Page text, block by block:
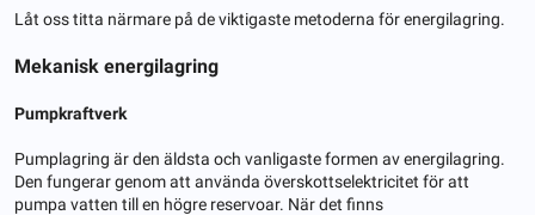
Låt oss titta närmare på de viktigaste metoderna för energilagring.
Mekanisk energilagring
Pumpkraftverk
Pumplagring är den äldsta och vanligaste formen av energilagring.
Den fungerar genom att använda överskottselektricitet för att
pumpa vatten till en högre reservoar. När det finns